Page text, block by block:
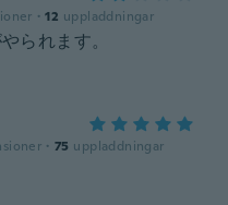
· 12 uppladdningar
られます。
· 75 uppladdningar